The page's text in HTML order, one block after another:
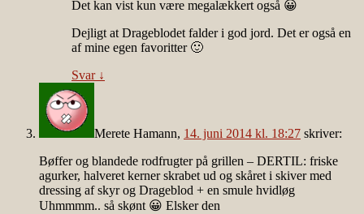
Det kan vist kun være megalækkert også 😀
Dejligt at Drageblodet falder i god jord. Det er også en
af mine egen favoritter 🙂
Svar ↓
Merete Hamann, 14. juni 2014 kl. 18:27 skriver:
Bøffer og blandede rodfrugter på grillen – DERTIL: friske
agurker, halveret kerner skrabet ud og skåret i skiver med
dressing af skyr og Drageblod + en smule hvidløg
Uhmmmm.. så skønt 😀 Elsker den